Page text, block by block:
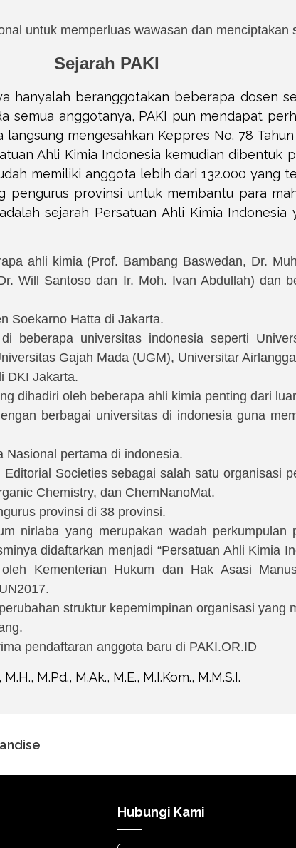
untuk memperluas wawasan dan menciptakan
Sejarah PAKI
hanyalah beranggotakan beberapa dosen
semua anggotanya, PAKI pun mendapat
mengesahkan Keppres No. 78
Ahli Kimia Indonesia kemudian dibentuk
memiliki anggota lebih dari 132.000 yang
pengurus provinsi untuk membantu para
sejarah Persatuan Ahli Kimia
ahli kimia (Prof. Bambang Baswedan, Dr.
Will Santoso dan Ir. Moh. Ivan Abdullah) dan
Soekarno Hatta di Jakarta.
beberapa universitas indonesia seperti
Gajah Mada (UGM), Universitar
DKI Jakarta.
dihadiri oleh beberapa ahli kimia penting dari
berbagai universitas di indonesia guna
Nasional pertama di indonesia.
Societies sebagai salah satu organisasi
Chemistry, dan ChemNanoMat.
provinsi di 38 provinsi.
nirlaba yang merupakan wadah perkumpulan
didaftarkan menjadi “Persatuan Ahli Kimia
Kementerian Hukum dan Hak Asasi
struktur kepemimpinan organisasi yang
pendaftaran anggota baru di PAKI.OR.ID
M.Pd., M.Ak., M.E., M.I.Kom., M.M.S.I.
Hubungi Kami